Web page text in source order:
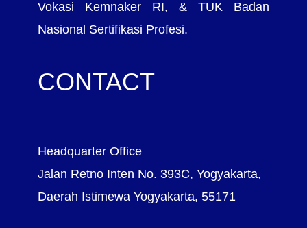
Vokasi Kemnaker RI, & TUK Badan
Nasional Sertifikasi Profesi.
CONTACT
Headquarter Office
Jalan Retno Inten No. 393C, Yogyakarta,
Daerah Istimewa Yogyakarta, 55171